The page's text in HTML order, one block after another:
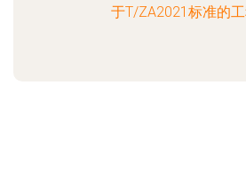
于T/ZA2021标准的